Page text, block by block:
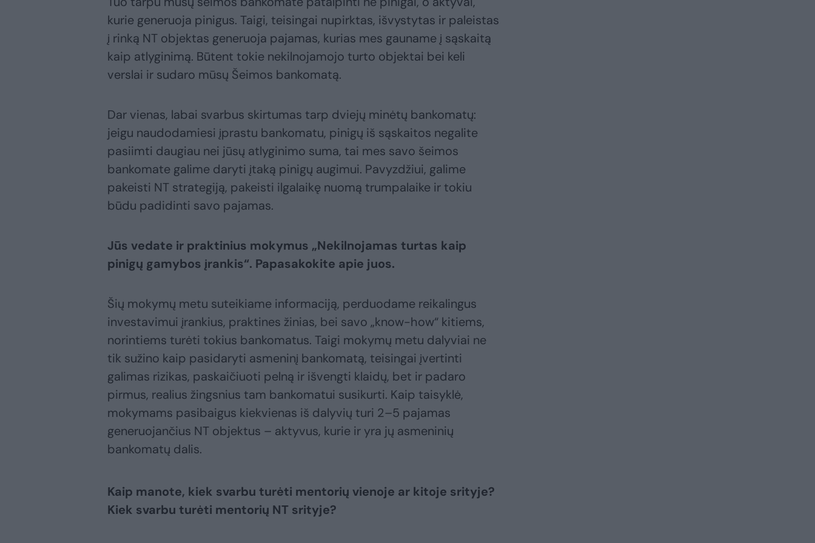
kurie generuoja pinigus. Taigi, teisingai nupirktas, išvystytas ir paleistas
į rinką NT objektas generuoja pajamas, kurias mes gauname į sąskaitą
kaip atlyginimą. Būtent tokie nekilnojamojo turto objektai bei keli
verslai ir sudaro mūsų Šeimos bankomatą.
Dar vienas, labai svarbus skirtumas tarp dviejų minėtų bankomatų:
jeigu naudodamiesi įprastu bankomatu, pinigų iš sąskaitos negalite
pasiimti daugiau nei jūsų atlyginimo suma, tai mes savo šeimos
bankomate galime daryti įtaką pinigų augimui. Pavyzdžiui, galime
pakeisti NT strategiją, pakeisti ilgalaikę nuomą trumpalaike ir tokiu
būdu padidinti savo pajamas.
Jūs vedate ir praktinius mokymus „Nekilnojamas turtas kaip
pinigų gamybos įrankis“. Papasakokite apie juos.
Šių mokymų metu suteikiame informaciją, perduodame reikalingus
investavimui įrankius, praktines žinias, bei savo „know-how“ kitiems,
norintiems turėti tokius bankomatus. Taigi mokymų metu dalyviai ne
tik sužino kaip pasidaryti asmeninį bankomatą, teisingai įvertinti
galimas rizikas, paskaičiuoti pelną ir išvengti klaidų, bet ir padaro
pirmus, realius žingsnius tam bankomatui susikurti. Kaip taisyklė,
mokymams pasibaigus kiekvienas iš dalyvių turi 2–5 pajamas
generuojančius NT objektus – aktyvus, kurie ir yra jų asmeninių
bankomatų dalis.
Kaip manote, kiek svarbu turėti mentorių vienoje ar kitoje srityje?
Kiek svarbu turėti mentorių NT srityje?